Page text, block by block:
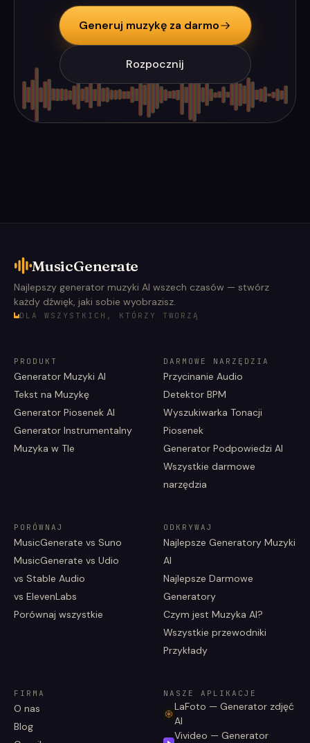
Generuj muzykę za darmo
Rozpocznij
MusicGenerate
Najlepszy generator muzyki AI wszech czasów — stwórz
każdy dźwięk, jaki sobie wyobrazisz.
DLA WSZYSTKICH, KTÓRZY TWORZĄ
PRODUKT
Generator Muzyki AI
Tekst na Muzykę
Generator Piosenek AI
Generator Instrumentalny
Muzyka w Tle
DARMOWE NARZĘDZIA
Przycinanie Audio
Detektor BPM
Wyszukiwarka Tonacji
Piosenek
Generator Podpowiedzi AI
Wszystkie darmowe
narzędzia
PORÓWNAJ
MusicGenerate vs Suno
MusicGenerate vs Udio
vs Stable Audio
vs ElevenLabs
Porównaj wszystkie
ODKRYWAJ
Najlepsze Generatory Muzyki
AI
Najlepsze Darmowe
Generatory
Czym jest Muzyka AI?
Wszystkie przewodniki
Przykłady
FIRMA
O nas
Blog
NASZE APLIKACJE
LaFoto — Generator zdjęć
AI
Vivideo — Generator